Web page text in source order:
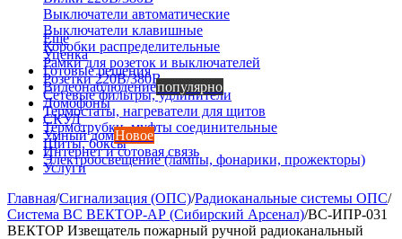
Выключатели автоматические
Выключатели клавишные
Коробки распределительные
Рамки для розеток и выключателей
Розетки 220В/380В
Сетевые фильтры, удлинители
Термостаты, нагреватели для щитов
Термотрубки, муфты соединительные
Щиты, боксы
Электроосвещение (лампы, фонарики, прожекторы)
Еще
Уценка
Готовые решения
Видеонаблюдениепопулярно
Домофоны
СКУД
Умный домНовое
Интернет и сотовая связь
Услуги
Главная/Сигнализация (ОПС)/Радиоканальные системы ОПС/
Система ВС ВЕКТОР-АР (Сибирский Арсенал)/ВС-ИПР-031
ВЕКТОР Извещатель пожарный ручной радиоканальный